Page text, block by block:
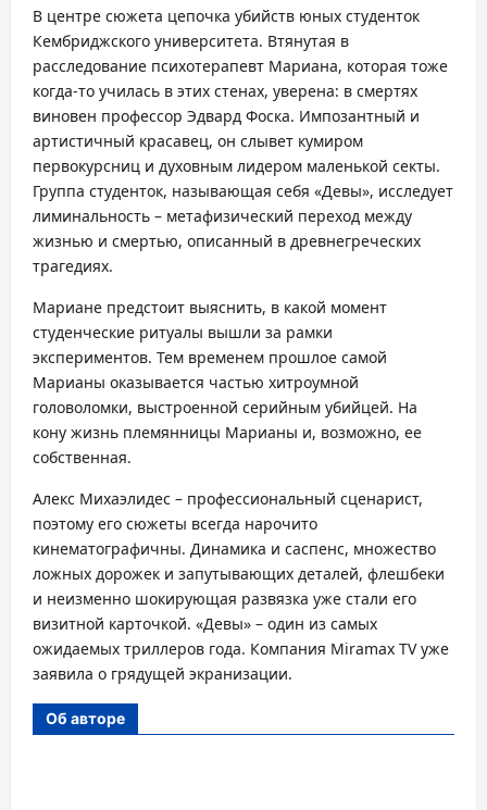
В центре сюжета цепочка убийств юных студенток
Кембриджского университета. Втянутая в
расследование психотерапевт Мариана, которая тоже
когда-то училась в этих стенах, уверена: в смертях
виновен профессор Эдвард Фоска. Импозантный и
артистичный красавец, он слывет кумиром
первокурсниц и духовным лидером маленькой секты.
Группа студенток, называющая себя «Девы», исследует
лиминальность – метафизический переход между
жизнью и смертью, описанный в древнегреческих
трагедиях.
Мариане предстоит выяснить, в какой момент
студенческие ритуалы вышли за рамки
экспериментов. Тем временем прошлое самой
Марианы оказывается частью хитроумной
головоломки, выстроенной серийным убийцей. На
кону жизнь племянницы Марианы и, возможно, ее
собственная.
Алекс Михаэлидес – профессиональный сценарист,
поэтому его сюжеты всегда нарочито
кинематографичны. Динамика и саспенс, множество
ложных дорожек и запутывающих деталей, флешбеки
и неизменно шокирующая развязка уже стали его
визитной карточкой. «Девы» – один из самых
ожидаемых триллеров года. Компания Miramax TV уже
заявила о грядущей экранизации.
Об авторе